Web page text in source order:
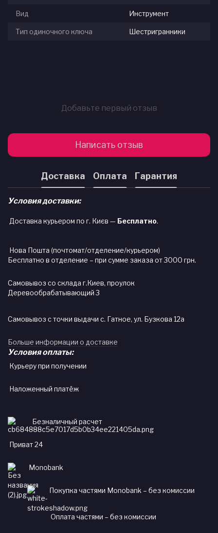
Вид Инструмент
Тип одиночного ключа Шестригранники
Добавьте первый отзыв
Написать отзыв
Доставка Оплата Гарантия
Условия доставки:
Доставка курьером по г. Києв — Бесплатно.
Нова Пошта (почтомат/отделение/курьером)
Бесплатно в отделение – при сумме заказа от 3000 грн.
Самовывоз со склада г.Киев, проулок
Деревообрабатывающий 3
Самовывоз с точки выдачи с. Гатное, ул. Бузкова 12а
Больше информации о доставке
Условия оплаты:
Курьеру при получении
Наложенный платёж
Безналичный расчет
Приват 24
Monobank
Покупка частями Monobank – без комиссии
Оплата частями – без комиссии